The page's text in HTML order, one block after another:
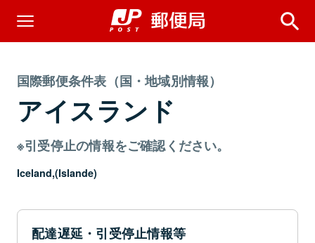
国際郵便条件表（国・地域別情報）
アイスランド
※引受停止の情報をご確認ください。
Iceland,(Islande)
配達遅延・引受停止情報等